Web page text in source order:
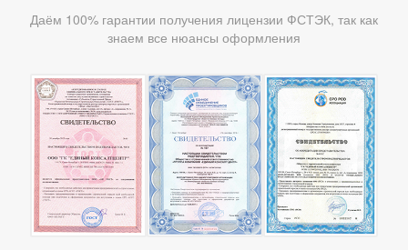
Даём 100% гарантии получения лицензии ФСТЭК, так как
знаем все нюансы оформления